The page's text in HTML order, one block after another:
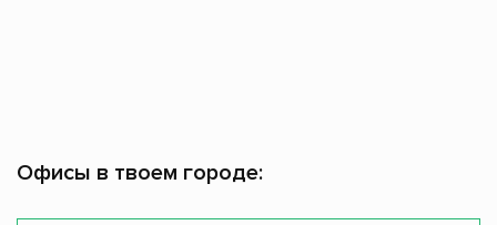
Офисы в твоем городе: